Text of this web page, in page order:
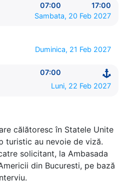
0:00 - 0:00
- 17:00
0:00 - 0:00
07:00 - ⚓
07:00
17:00
Sambata, 20 Feb 2027
Duminica, 21 Feb 2027
07:00
Luni, 22 Feb 2027
călătoresc în Statele Unite
turistic au nevoie de viză.
solicitant, la Ambasada
din Bucuresti, pe bază